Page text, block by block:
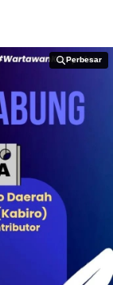
Perbesar
Perbesar